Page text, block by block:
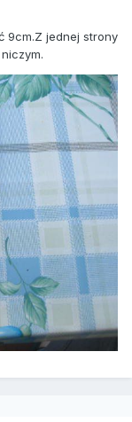
9cm.Z jednej strony